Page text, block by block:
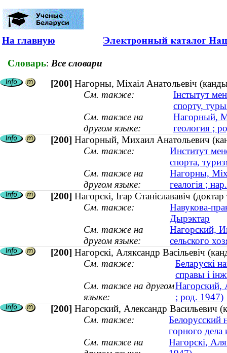
На главную
Словарь: Все словари
[200] Нагорны, Міхаіл Анатольевіч
См. также:
Інстытут
спорту,
См. также на
другом языке:
Нагорный,
геология ;
[200] Нагорный, Михаил Анатольевич
См. также:
Институт
спорта,
См. также на
другом языке:
Нагорны,
геалогія ;
[200] Нагорскі, Ігар Станіслававіч
См. также:
Навукова-
Дырэктар
См. также на
другом языке:
Нагорский,
сельского
[200] Нагорскі, Аляксандр Васільевіч
См. также:
Беларускі
справы і
См. также на другом
языке:
Нагорский,
; род. 1947)
[200] Нагорский, Александр Васильевич
См. также:
Белорусский
горного дела
См. также на
Нагорскі,